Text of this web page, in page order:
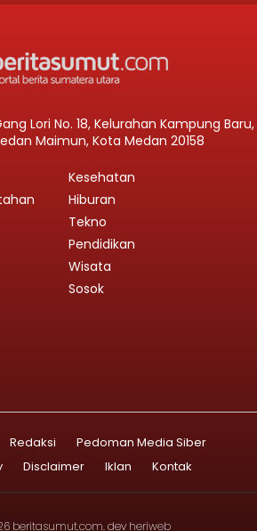
Lori No. 18, Kelurahan Kampung Baru,
Maimun, Kota Medan 20158
Kesehatan
Hiburan
Tekno
Pendidikan
Wisata
Sosok
Redaksi
Pedoman Media Siber
Disclaimer Iklan Kontak
beritasumut.com. dev heriweb